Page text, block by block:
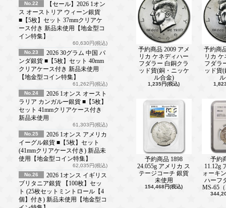
No.22
【セール】2026 1オン
ス オーストリア ウィーン銀貨
■【5枚】セット 37mmクリアケ
ース付き 新品未使用【地金型コ
イン特集】
60,630円(税込)
No.23
2026 30グラム 中国 パ
ンダ銀貨 ■【5枚】セット 40mm
クリアケース付き 新品未使用
【地金型コイン特集】
61,262円(税込)
No.24
2026 1オンス オースト
ラリア カンガルー銀貨 ■【5枚】
セット 41mmクリアケース付き
新品未使用
61,303円(税込)
No.25
2026 1オンス アメリカ
イーグル銀貨 ■【5枚】セット
(41mmクリアケース付き) 新品未
使用【地金型コイン特集】
62,035円(税込)
No.26
2026 1オンス イギリス
ブリタニア銀貨 【100枚】セッ
ト (25枚セットミントロール【4
個】付き) 新品未使用【地金型コ
予約商品 2009 アメ
リカ ケネディハー
フダラー 白銅クラ
ッド貨(銅・ニッケ
ル合金)
1,235円(税込)
予約商
リカ
フダラ
ッド貨
予約商品 1898
24.055g アメリカ ス
テージコーチ 銀貨
未使用
154,468円(税込)
予約
11.12g
ォーキ
ハーフ
MS-65